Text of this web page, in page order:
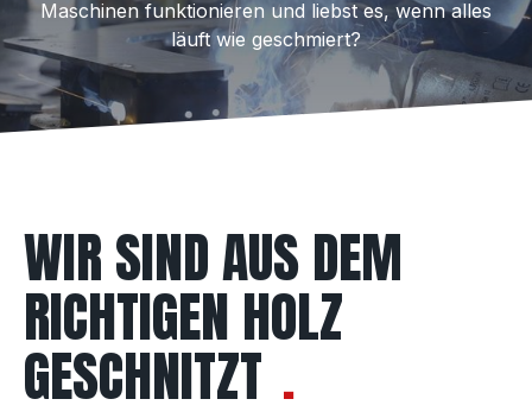
KARRIERE
Maschinen funktionieren und liebst es, wenn alles
läuft wie geschmiert?
WIR SIND AUS DEM
RICHTIGEN HOLZ
GESCHNITZT